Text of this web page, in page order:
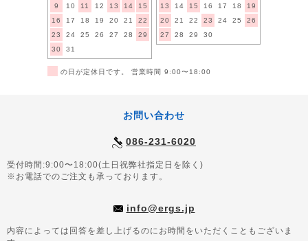
9
10 11 12 13 14
15
16
17 18 19 20 21
22
23
24 25 26 27 28
29
30
31
13
14 15 16 17 18
19
20
21 22 23 24 25
26
27
28 29 30
の日が定休日です。 営業時間 9:00〜18:00
お問い合わせ
086-231-6020
受付時間:9:00〜18:00(土日祝弊社指定日を除く)
※お電話でのご注文も承っております。
info@ergs.jp
内容によっては回答を差し上げるのにお時間をいただくこともございま